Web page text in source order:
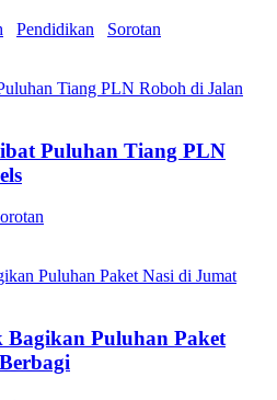
Pendidikan
Sorotan
Puluhan Tiang PLN
Bagikan Puluhan Paket